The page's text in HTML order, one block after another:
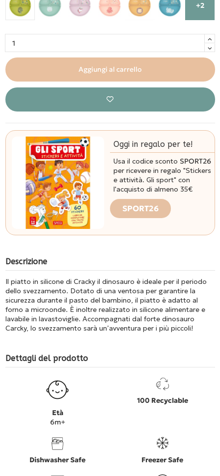
+2
Aggiungi al carrello
Oggi in regalo per te!
Usa il codice sconto SPORT26
per ricevere in regalo "Stickers
e attività. Gli sport" con
l'acquisto di almeno 35€
SPORT26
Descrizione
Il piatto in silicone di Cracky il dinosauro è ideale per il periodo
dello svezzamento. Dotato di una ventosa per garantire la
sicurezza durante il pasto del bambino, il piatto è adatto al
forno a microonde. È inoltre realizzato in silicone alimentare e
lavabile in lavastoviglie. Accompagnati dal forte dinosauro
Carcky, lo svezzamento sarà un’avventura per i più piccoli!
Dettagli del prodotto
Età
6m+
100 Recyclable
Dishwasher Safe Freezer Safe